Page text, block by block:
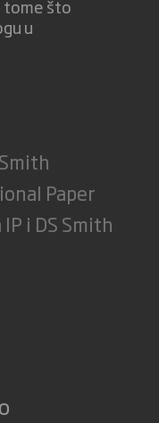
tome što
u
Paper
i DS Smith